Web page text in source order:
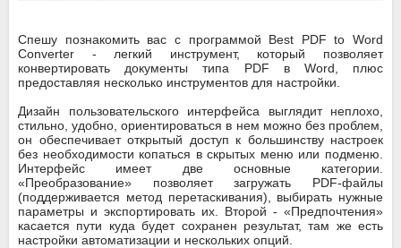
Спешу познакомить вас с программой Best PDF to Word
Converter - легкий инструмент, который позволяет
конвертировать документы типа PDF в Word, плюс
предоставляя несколько инструментов для настройки.
Дизайн пользовательского интерфейса выглядит неплохо,
стильно, удобно, ориентироваться в нем можно без проблем,
он обеспечивает открытый доступ к большинству настроек
без необходимости копаться в скрытых меню или подменю.
Интерфейс имеет две основные категории.
«Преобразование» позволяет загружать PDF-файлы
(поддерживается метод перетаскивания), выбирать нужные
параметры и экспортировать их. Второй - «Предпочтения»
касается пути куда будет сохранен результат, там же есть
настройки автоматизации и нескольких опций.